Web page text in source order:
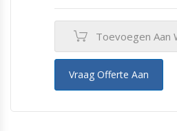
Toevoegen Aan
Vraag Offerte Aan